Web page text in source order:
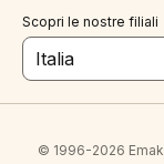
Scopri le nostre filiali
Italia
© 1996-2026 Emak